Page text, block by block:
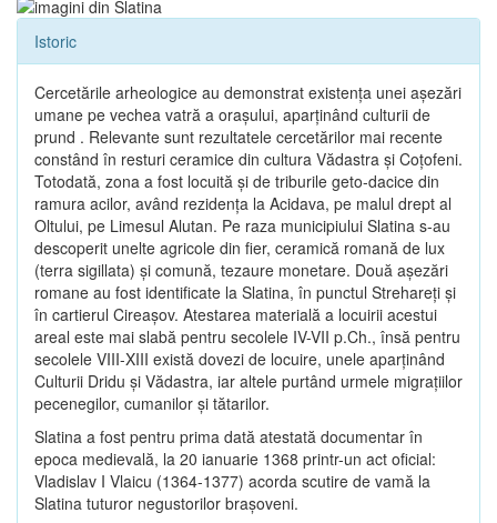
Istoric
Cercetările arheologice au demonstrat existenţa unei aşezări
umane pe vechea vatră a oraşului, aparţinând culturii de
prund . Relevante sunt rezultatele cercetărilor mai recente
constând în resturi ceramice din cultura Vădastra şi Coţofeni.
Totodată, zona a fost locuită şi de triburile geto-dacice din
ramura acilor, având rezidenţa la Acidava, pe malul drept al
Oltului, pe Limesul Alutan. Pe raza municipiului Slatina s-au
descoperit unelte agricole din fier, ceramică romană de lux
(terra sigillata) şi comună, tezaure monetare. Două aşezări
romane au fost identificate la Slatina, în punctul Strehareţi şi
în cartierul Cireaşov. Atestarea materială a locuirii acestui
areal este mai slabă pentru secolele IV-VII p.Ch., însă pentru
secolele VIII-XIII există dovezi de locuire, unele aparţinând
Culturii Dridu şi Vădastra, iar altele purtând urmele migraţiilor
pecenegilor, cumanilor şi tătarilor.
Slatina a fost pentru prima dată atestată documentar în
epoca medievală, la 20 ianuarie 1368 printr-un act oficial:
Vladislav I Vlaicu (1364-1377) acorda scutire de vamă la
Slatina tuturor negustorilor braşoveni.